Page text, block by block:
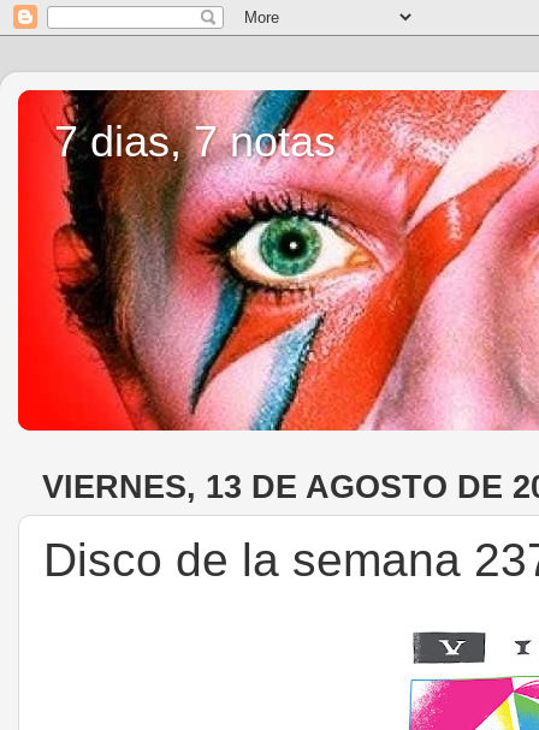
7 dias, 7 notas
VIERNES, 13 DE AGOSTO DE
Disco de la semana